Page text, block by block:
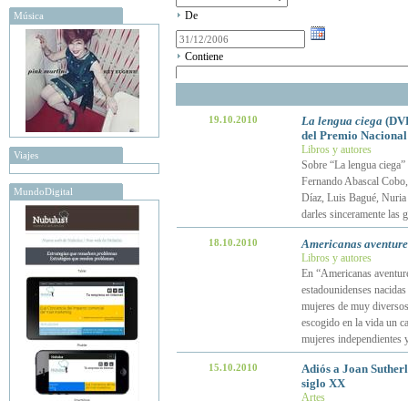
Música
Viajes
MundoDigital
De
Contiene
19.10.2010 La lengua ciega
del Premio Nacional
Libros y autores
Sobre “La lengua
Fernando Abascal
Díaz, Luis Bagué,
darles sinceramente las
18.10.2010 Americanas
Libros y autores
En “Americanas
estadounidenses
mujeres de muy
escogido en la vida un
mujeres independientes
15.10.2010
Adiós a Joan
siglo XX
Artes